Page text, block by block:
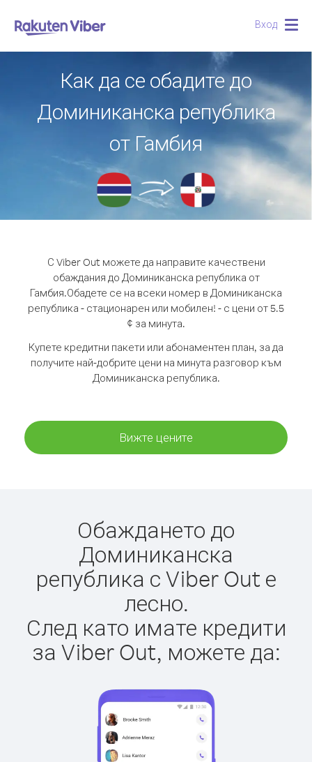
Вход
Как да се обадите до
Доминиканска република
от Гамбия
С Viber Out можете да направите качествени
обаждания до Доминиканска република от
Гамбия.Обадете се на всеки номер в Доминиканска
република - стационарен или мобилен! - с цени от 5.5
¢ за минута.
Купете кредитни пакети или абонаментен план, за да
получите най-добрите цени на минута разговор към
Доминиканска република.
Вижте цените
Обаждането до
Доминиканска
република с Viber Out е
лесно.
След като имате кредити
за Viber Out, можете да: